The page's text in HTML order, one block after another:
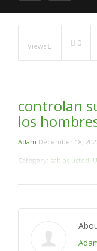
Views 0
controlan
los
Adam December 18,
Category: sabias usted